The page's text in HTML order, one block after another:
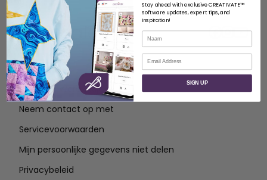
OVER
Over SVP Wereldwijd
Neem contact op met
Servicevoorwaarden
Mijn persoonlijke gegevens niet delen
Privacybeleid
Stay ahead with exclusive CREATIVATE™
software updates, expert tips, and
inspiration!
Naam
E-mail
SIGN UP